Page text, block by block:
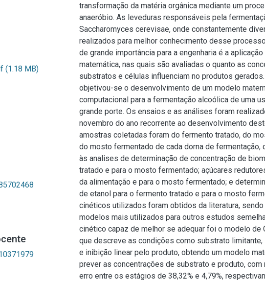
(1.18 MB)
transformação da matéria orgânica mediante um
anaeróbio. As leveduras responsáveis pela
Saccharomyces cerevisae, onde constantemente
realizados para melhor conhecimento desse
de grande importância para a engenharia é a
matemática, nas quais são avaliadas o quanto as
substratos e células influenciam no produtos
objetivou-se o desenvolvimento de um modelo
computacional para a fermentação alcoólica de uma
grande porte. Os ensaios e as análises foram
novembro do ano recorrente ao desenvolvimento
amostras coletadas foram do fermento tratado, do
do mosto fermentado de cada dorna de fermentação,
às analises de determinação de concentração de
tratado e para o mosto fermentado; açúcares
da alimentação e para o mosto fermentado; e
de etanol para o fermento tratado e para o mosto
cinéticos utilizados foram obtidos da literatura,
modelos mais utilizados para outros estudos
cinético capaz de melhor se adequar foi o modelo de
que descreve as condições como substrato
e inibição linear pelo produto, obtendo um modelo
prever as concentrações de substrato e produto, com
erro entre os estágios de 38,32% e 4,79%,